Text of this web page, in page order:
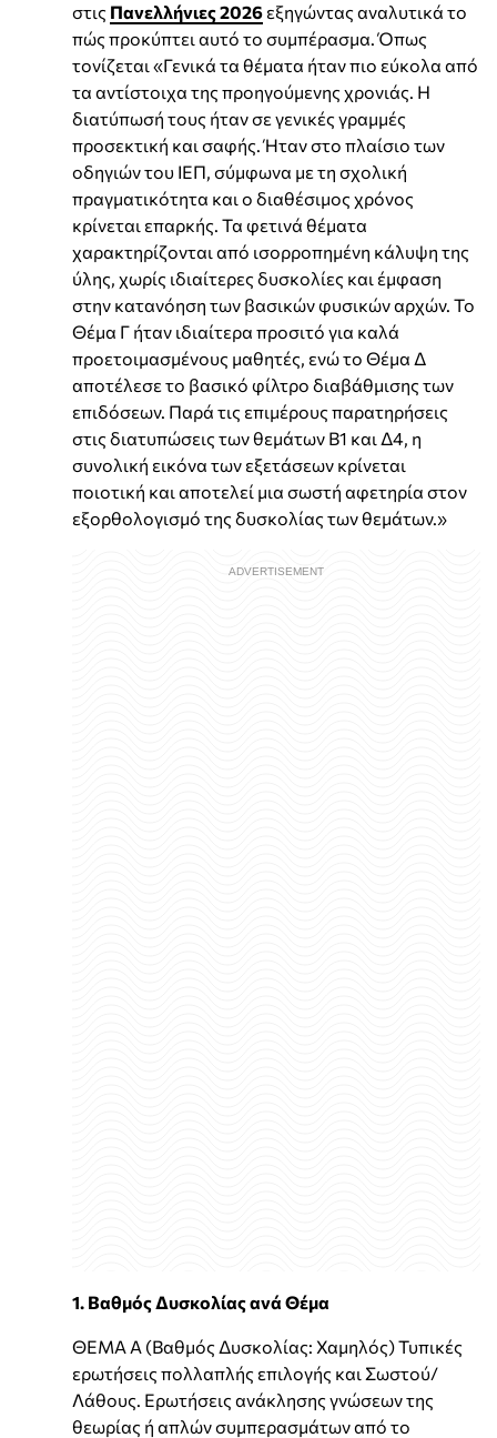
στις Πανελλήνιες 2026 εξηγώντας αναλυτικά το
πώς προκύπτει αυτό το συμπέρασμα. Όπως
τονίζεται «Γενικά τα θέματα ήταν πιο εύκολα από
τα αντίστοιχα της προηγούμενης χρονιάς. Η
διατύπωσή τους ήταν σε γενικές γραμμές
προσεκτική και σαφής. Ήταν στο πλαίσιο των
οδηγιών του ΙΕΠ, σύμφωνα με τη σχολική
πραγματικότητα και ο διαθέσιμος χρόνος
κρίνεται επαρκής. Τα φετινά θέματα
χαρακτηρίζονται από ισορροπημένη κάλυψη της
ύλης, χωρίς ιδιαίτερες δυσκολίες και έμφαση
στην κατανόηση των βασικών φυσικών αρχών. Το
Θέμα Γ ήταν ιδιαίτερα προσιτό για καλά
προετοιμασμένους μαθητές, ενώ το Θέμα Δ
αποτέλεσε το βασικό φίλτρο διαβάθμισης των
επιδόσεων. Παρά τις επιμέρους παρατηρήσεις
στις διατυπώσεις των θεμάτων Β1 και Δ4, η
συνολική εικόνα των εξετάσεων κρίνεται
ποιοτική και αποτελεί μια σωστή αφετηρία στον
εξορθολογισμό της δυσκολίας των θεμάτων.»
1. Βαθμός Δυσκολίας ανά Θέμα
ΘΕΜΑ Α (Βαθμός Δυσκολίας: Χαμηλός) Τυπικές
ερωτήσεις πολλαπλής επιλογής και Σωστού/
Λάθους. Ερωτήσεις ανάκλησης γνώσεων της
θεωρίας ή απλών συμπερασμάτων από το